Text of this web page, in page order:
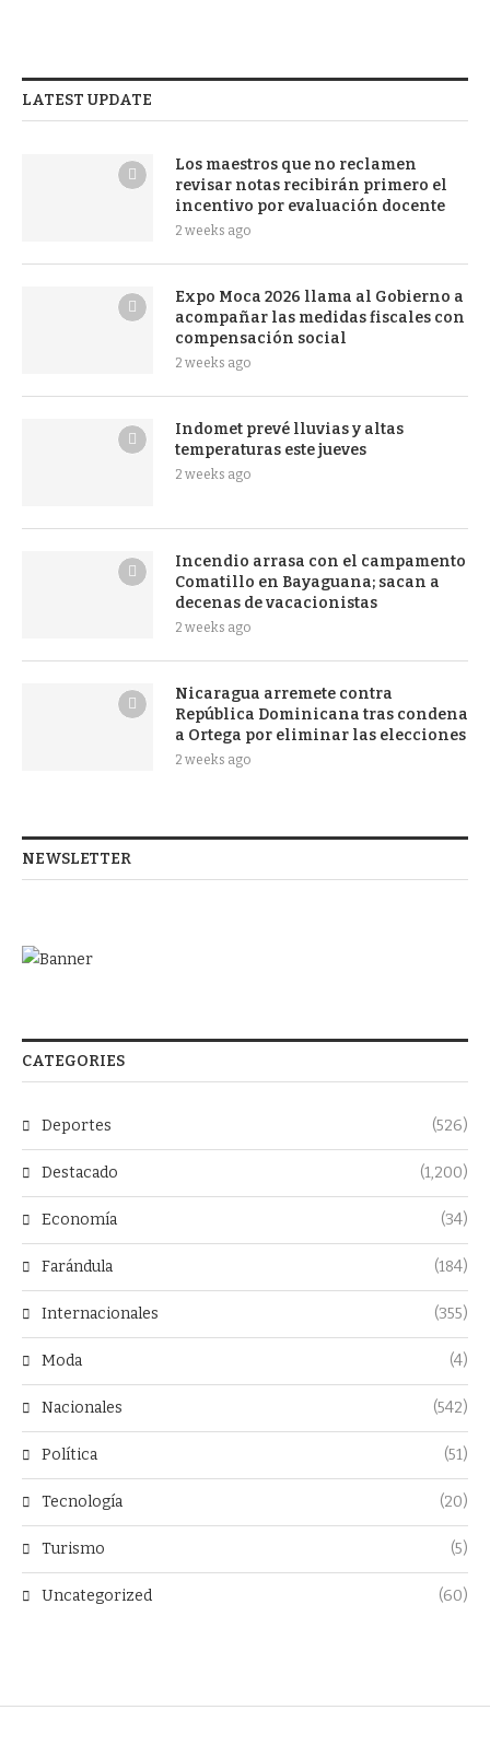
LATEST UPDATE
Los maestros que no reclamen
revisar notas recibirán primero el
incentivo por evaluación docente
2 weeks ago
Expo Moca 2026 llama al Gobierno a
acompañar las medidas fiscales con
compensación social
2 weeks ago
Indomet prevé lluvias y altas
temperaturas este jueves
2 weeks ago
Incendio arrasa con el campamento
Comatillo en Bayaguana; sacan a
decenas de vacacionistas
2 weeks ago
Nicaragua arremete contra
República Dominicana tras condena
a Ortega por eliminar las elecciones
2 weeks ago
NEWSLETTER
CATEGORIES
Deportes (526)
Destacado (1,200)
Economía (34)
Farándula (184)
Internacionales (355)
Moda (4)
Nacionales (542)
Política (51)
Tecnología (20)
Turismo (5)
Uncategorized (60)